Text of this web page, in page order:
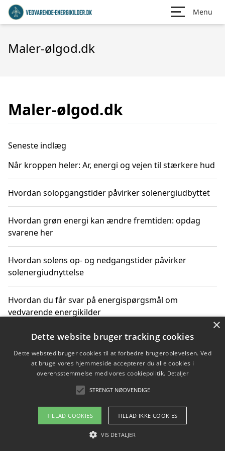
Menu
Maler-ølgod.dk
Maler-ølgod.dk
Seneste indlæg
Når kroppen heler: Ar, energi og vejen til stærkere hud
Hvordan solopgangstider påvirker solenergiudbyttet
Hvordan grøn energi kan ændre fremtiden: opdag
svarene her
Hvordan solens op- og nedgangstider påvirker
solenergiudnyttelse
Hvordan du får svar på energispørgsmål om
vedvarende energikilder
Copyright 2026 - Pilanto Aps
Om / kontakt
Blog Betingelser
×
Dette website bruger tracking cookies
Dette websted bruger cookies til at forbedre brugeroplevelsen. Ved
at bruge vores hjemmeside accepterer du alle cookies i
overensstemmelse med vores cookiepolitik. Detaljer
STRENGT NØDVENDIGE
TILLAD COOKIES TILLAD IKKE COOKIES
VIS DETALJER